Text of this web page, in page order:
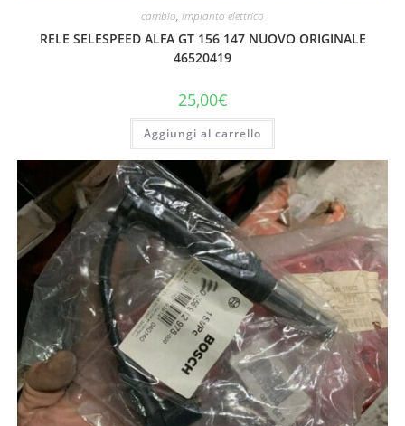
cambio, impianto elettrico
RELE SELESPEED ALFA GT 156 147 NUOVO ORIGINALE
46520419
25,00€
Aggiungi al carrello